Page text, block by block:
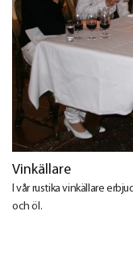
Vinkällare
I vår rustika vinkällare
och öl.